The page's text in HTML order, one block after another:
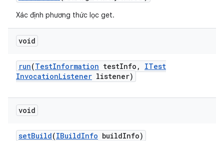
Xác định phương thức lọc get.
void
run(TestInformation testInfo ,
ITest
InvocationListener listener)
void
setBuild(IBuildInfo buildInfo)